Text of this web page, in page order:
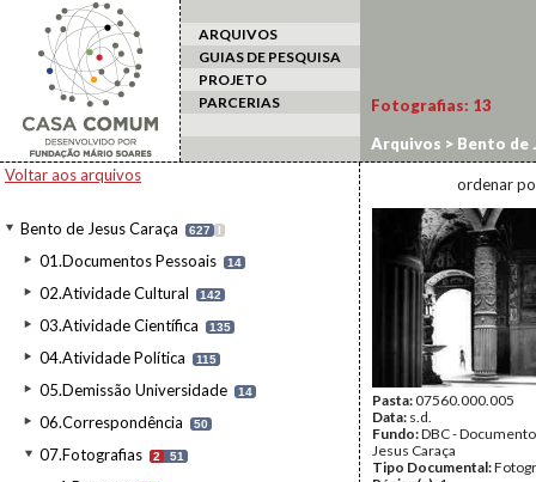
ARQUIVOS
GUIAS DE PESQUISA
PROJETO
PARCERIAS
Voltar aos arquivos
Bento de Jesus Caraça 627 I
01.Documentos Pessoais 14
02.Atividade Cultural 142
03.Atividade Científica 135
04.Atividade Política 115
05.Demissão Universidade 14
06.Correspondência 50
07.Fotografias 2 51
Fotografias: 13
Arquivos > Bento de
ordenar
Pasta:07560.000.005
Data: s.d.
Fundo:DBC -
Jesus Caraça
Tipo Documental: